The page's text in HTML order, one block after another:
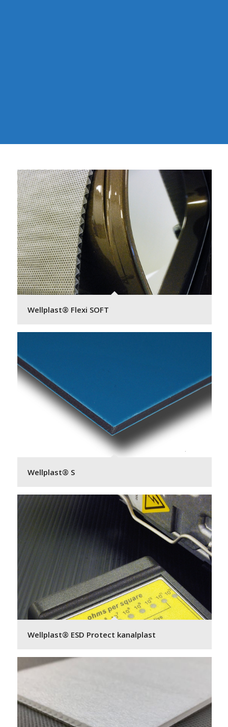
Wellplast® Flexi SOFT
Wellplast® S
Wellplast® ESD Protect kanalplast